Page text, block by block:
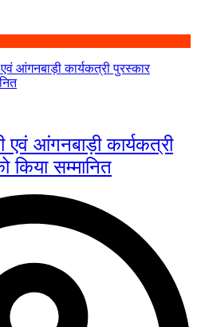
एवं आंगनबाड़ी कार्यकत्री
किया सम्मानित